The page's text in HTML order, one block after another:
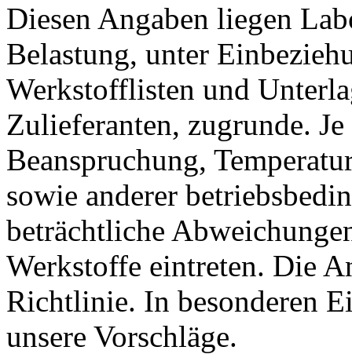
Diesen Angaben liegen
Belastung, unter
Werkstofflisten und
Zulieferanten, zugrunde.
Beanspruchung,
sowie anderer
beträchtliche
Werkstoffe eintreten. Die
Richtlinie. In besonderen
unsere Vorschläge.